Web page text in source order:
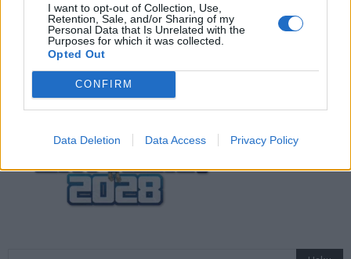
I want to opt-out of Collection, Use,
Retention, Sale, and/or Sharing of my
Personal Data that Is Unrelated with the
Purposes for which it was collected.
Opted Out
CONFIRM
Data Deletion Data Access Privacy Policy
klo 22:00